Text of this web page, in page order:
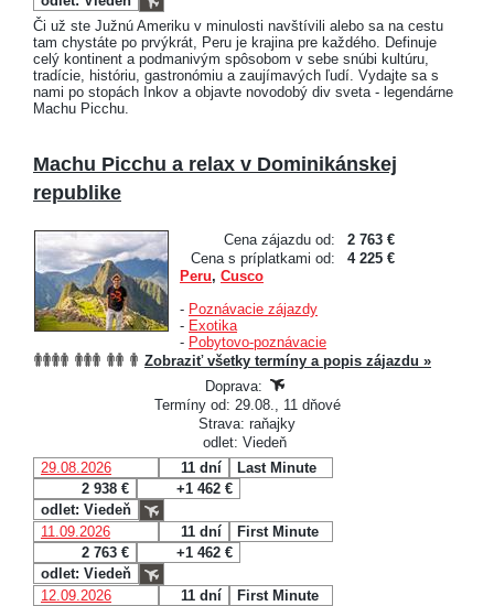
Či už ste Južnú Ameriku v minulosti navštívili alebo sa na cestu
tam chystáte po prvýkrát, Peru je krajina pre každého. Definuje
celý kontinent a podmanivým spôsobom v sebe snúbi kultúru,
tradície, históriu, gastronómiu a zaujímavých ľudí. Vydajte sa s
nami po stopách Inkov a objavte novodobý div sveta - legendárne
Machu Picchu.
Machu Picchu a relax v Dominikánskej
republike
Cena zájazdu od:
2 763 €
Cena s príplatkami od:
4 225 €
Peru, Cusco
- Poznávacie zájazdy
- Exotika
- Pobytovo-poznávacie
Zobraziť všetky termíny a popis zájazdu »
Doprava:
Termíny od: 29.08., 11 dňové
Strava: raňajky
odlet: Viedeň
29.08.2026
11 dní
Last Minute
2 938 €
+1 462 €
odlet: Viedeň
11.09.2026
11 dní
First Minute
2 763 €
+1 462 €
odlet: Viedeň
12.09.2026
11 dní
First Minute